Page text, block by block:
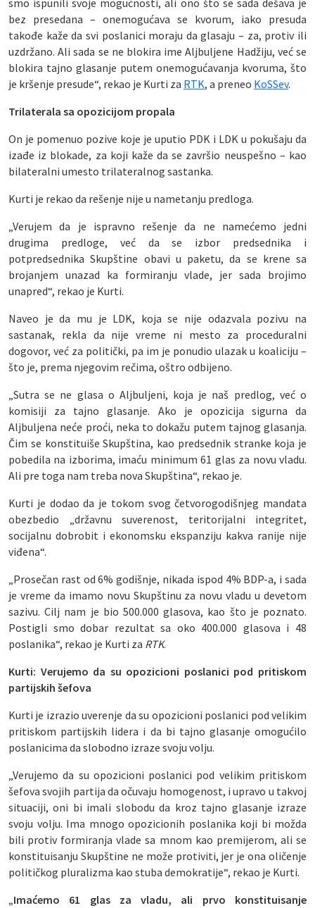
smo ispunili svoje mogućnosti, ali ono što se sada dešava je
bez presedana – onemogućava se kvorum, iako presuda
takođe kaže da svi poslanici moraju da glasaju – za, protiv ili
uzdržano. Ali sada se ne blokira ime Aljbuljene Hadžiju, već se
blokira tajno glasanje putem onemogućavanja kvoruma, što
je kršenje presude“, rekao je Kurti za RTK, a preneo KoSSev.
Trilaterala sa opozicijom propala
On je pomenuo pozive koje je uputio PDK i LDK u pokušaju da
izađe iz blokade, za koji kaže da se završio neuspešno – kao
bilateralni umesto trilateralnog sastanka.
Kurti je rekao da rešenje nije u nametanju predloga.
„Verujem da je ispravno rešenje da ne namećemo jedni
drugima predloge, već da se izbor predsednika i
potpredsednika Skupštine obavi u paketu, da se krene sa
brojanjem unazad ka formiranju vlade, jer sada brojimo
unapred“, rekao je Kurti.
Naveo je da mu je LDK, koja se nije odazvala pozivu na
sastanak, rekla da nije vreme ni mesto za proceduralni
dogovor, već za politički, pa im je ponudio ulazak u koaliciju –
što je, prema njegovim rečima, oštro odbijeno.
„Sutra se ne glasa o Aljbuljeni, koja je naš predlog, već o
komisiji za tajno glasanje. Ako je opozicija sigurna da
Aljbuljena neće proći, neka to dokažu putem tajnog glasanja.
Čim se konstituiše Skupština, kao predsednik stranke koja je
pobedila na izborima, imaću minimum 61 glas za novu vladu.
Ali pre toga nam treba nova Skupština“, rekao je.
Kurti je dodao da je tokom svog četvorogodišnjeg mandata
obezbedio „državnu suverenost, teritorijalni integritet,
socijalnu dobrobit i ekonomsku ekspanziju kakva ranije nije
viđena“.
„Prosečan rast od 6% godišnje, nikada ispod 4% BDP-a, i sada
je vreme da imamo novu Skupštinu za novu vladu u devetom
sazivu. Cilj nam je bio 500.000 glasova, kao što je poznato.
Postigli smo dobar rezultat sa oko 400.000 glasova i 48
poslanika“, rekao je Kurti za RTK.
Kurti: Verujemo da su opozicioni poslanici pod pritiskom
partijskih šefova
Kurti je izrazio uverenje da su opozicioni poslanici pod velikim
pritiskom partijskih lidera i da bi tajno glasanje omogućilo
poslanicima da slobodno izraze svoju volju.
„Verujemo da su opozicioni poslanici pod velikim pritiskom
šefova svojih partija da očuvaju homogenost, i upravo u takvoj
situaciji, oni bi imali slobodu da kroz tajno glasanje izraze
svoju volju. Ima mnogo opozicionih poslanika koji bi možda
bili protiv formiranja vlade sa mnom kao premijerom, ali se
konstituisanju Skupštine ne može protiviti, jer je ona oličenje
političkog pluralizma kao stuba demokratije“, rekao je Kurti.
„Imaćemo 61 glas za vladu, ali prvo konstituisanje